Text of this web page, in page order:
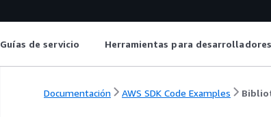
Guías de servicio Herramientas para desarrolladores
Documentación AWS SDK Code Examples